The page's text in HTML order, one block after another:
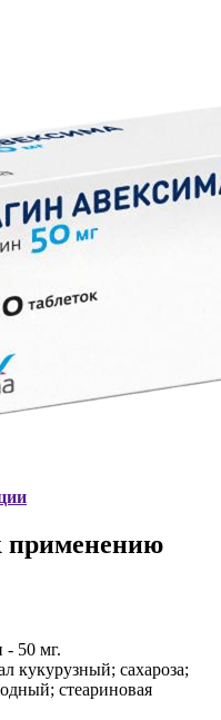
применению
- 50 мг.
кукурузный; сахароза;
стеариновая